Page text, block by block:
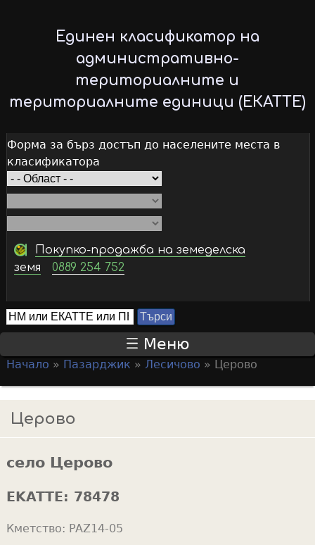
to
main
content
Единен класификатор на
административно-
териториалните и
териториалните единици (ЕКАТТЕ)
Форма за бърз достъп до населените места в
класификатора
Покупко-продажба на земеделска
земя
0889 254 752
S
e
r
c
h
f
r
m
Т
ъ
с
и
Меню
o
u
r
e
e
Начало » Пазарджик » Лесичово » Церово
Церово
село Церово
EKATTE: 78478
Кметство: PAZ14-05